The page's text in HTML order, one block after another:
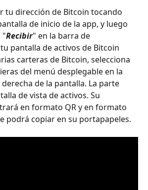
tu dirección de Bitcoin tocando
de inicio de la app, y luego
"Recibir" en la barra de
pantalla de activos de Bitcoin
carteras de Bitcoin, selecciona
del menú desplegable en la
de la pantalla. La parte
de vista de activos. Su
en formato QR y en formato
podrá copiar en su portapapeles.